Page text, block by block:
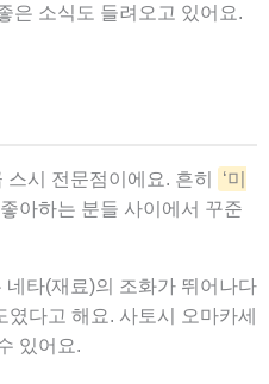
은 소식도 들려오고 있어요.
스시 전문점이에요. 흔히
‘미
아하는 분들 사이에서 꾸준
타(재료)의 조화가 뛰어나다
다고 해요. 사토시 오마카세
있어요.